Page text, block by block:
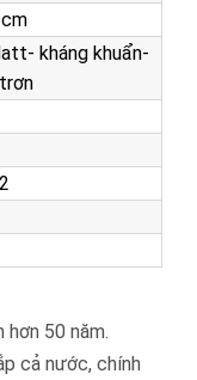
kháng khuẩn-
50 năm.
cả nước, chính